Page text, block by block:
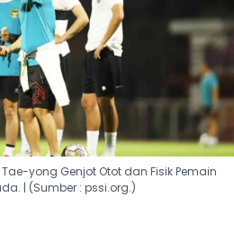
yong Genjot Otot dan Fisik Pemain
| (Sumber : pssi.org.)